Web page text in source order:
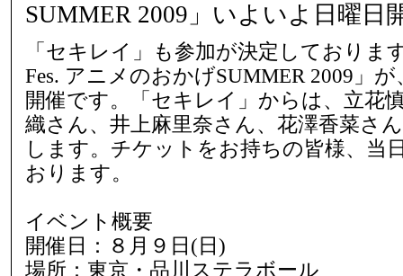
SUMMER 2009」いよいよ日曜日
「セキレイ」も参加が決定しておりま
Fes. アニメのおかげSUMMER 2009」
開催です。「セキレイ」からは、立花
織さん、井上麻里奈さん、花澤香菜さ
します。チケットをお持ちの皆様、当
おります。
イベント概要
開催日：８月９日(日)
場所：東京・品川ステラボール